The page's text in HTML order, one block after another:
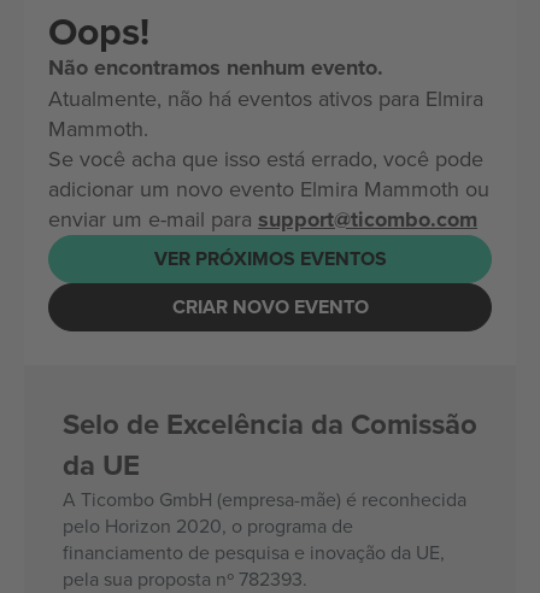
Oops!
Não encontramos nenhum evento.
Atualmente, não há eventos ativos para Elmira
Mammoth.
Se você acha que isso está errado, você pode
adicionar um novo evento Elmira Mammoth ou
enviar um e-mail para support@ticombo.com
VER PRÓXIMOS EVENTOS
CRIAR NOVO EVENTO
Selo de Excelência da Comissão
da UE
A Ticombo GmbH (empresa-mãe) é reconhecida
pelo Horizon 2020, o programa de
financiamento de pesquisa e inovação da UE,
pela sua proposta nº 782393.